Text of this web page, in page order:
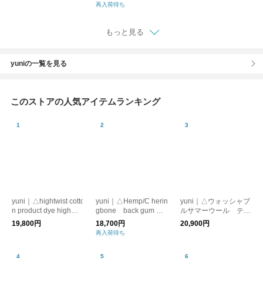
再入荷待ち
もっと見る
yuniの一覧を見る
このストアの人気アイテムランキング
yuni｜△hightwist cotto
n product dye highwai
st cocoon パンツ 170
1PT035261
19,800円
yuni｜△Hemp/C herin
gbone back gum pa
nts 1701PT038261
18,700円
再入荷待ち
yuni｜△ウォッシャブ
ルサマーウール テー
パードパンツ 1701P
T010261
20,900円